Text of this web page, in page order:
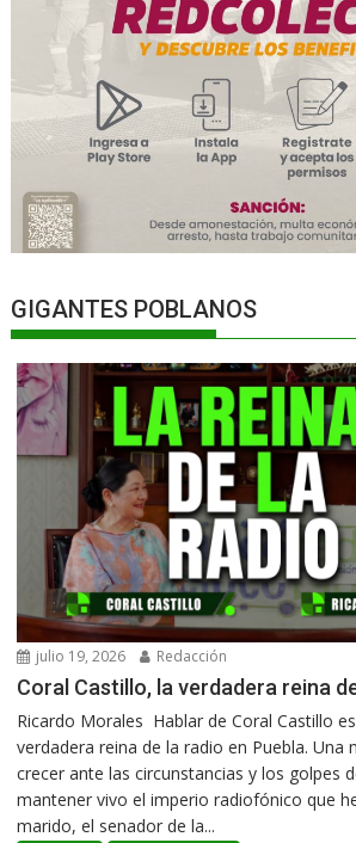
GIGANTES POBLANOS
julio 19, 2026 Redacción
Coral Castillo, la verdadera reina
Ricardo Morales Hablar de Coral Castillo
verdadera reina de la radio en Puebla. Una
crecer ante las circunstancias y los golpes
mantener vivo el imperio radiofónico que
marido, el senador de la...